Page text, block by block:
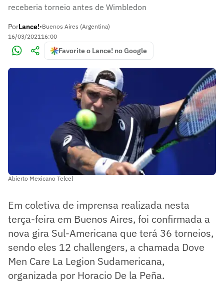
receberia torneio antes de Wimbledon
PorLance!•Buenos Aires (Argentina)
16/03/202116:00
Favorite o Lance! no Google
Abierto Mexicano Telcel
Em coletiva de imprensa realizada nesta
terça-feira em Buenos Aires, foi confirmada a
nova gira Sul-Americana que terá 36 torneios,
sendo eles 12 challengers, a chamada Dove
Men Care La Legion Sudamericana,
organizada por Horacio De la Peña.